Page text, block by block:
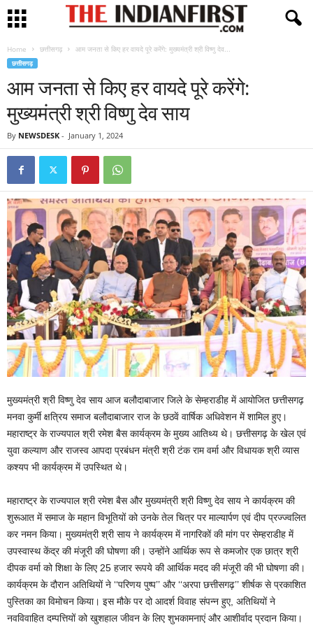
Home छत्तीसगढ़ आम जनता से किए हर वायदे पूरे करेंगे: मुख्यमंत्री श्री विष्णु देव...
छत्तीसगढ़
आम जनता से किए हर वायदे पूरे करेंगे:
मुख्यमंत्री श्री विष्णु देव साय
By NEWSDESK - January 1, 2024
मुख्यमंत्री श्री विष्णु देव साय आज बलौदाबाजार जिले के सेम्हराडीह में आयोजित छत्तीसगढ़
मनवा कुर्मी क्षत्रिय समाज बलौदाबाजार राज के छठवें वार्षिक अधिवेशन में शामिल हुए।
महाराष्ट्र के राज्यपाल श्री रमेश बैस कार्यक्रम के मुख्य आतिथ्य थे। छत्तीसगढ़ के खेल एवं
युवा कल्याण और राजस्व आपदा प्रबंधन मंत्री श्री टंक राम वर्मा और विधायक श्री व्यास
कश्यप भी कार्यक्रम में उपस्थित थे।
महाराष्ट्र के राज्यपाल श्री रमेश बैस और मुख्यमंत्री श्री विष्णु देव साय ने कार्यक्रम की
शुरूआत में समाज के महान विभूतियों को उनके तेल चित्र पर माल्यार्पण एवं दीप प्रज्ज्वलित
कर नमन किया। मुख्यमंत्री श्री साय ने कार्यक्रम में नागरिकों की मांग पर सेम्हराडीह में
उपस्वास्थ केंद्र की मंजूरी की घोषणा की। उन्होंने आर्थिक रूप से कमजोर एक छात्र श्री
दीपक वर्मा को शिक्षा के लिए 25 हजार रूपये की आर्थिक मदद की मंजूरी की भी घोषणा की।
कार्यक्रम के दौरान अतिथियों ने ‘‘परिणय पुष्प’’ और ‘‘अरपा छत्तीसगढ़’’ शीर्षक से प्रकाशित
पुस्तिका का विमोचन किया। इस मौके पर दो आदर्श विवाह संपन्न हुए, अतिथियों ने
नवविवाहित दम्पत्तियों को खुशहाल जीवन के लिए शुभकामनाएं और आशीर्वाद प्रदान किया।